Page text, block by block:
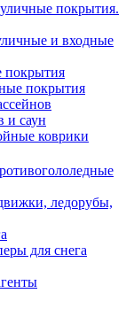
покрытия.
и входные
покрытия
покрытия
и саун
коврики
ледорубы,
для снега